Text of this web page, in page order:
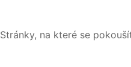
Stránky, na které se